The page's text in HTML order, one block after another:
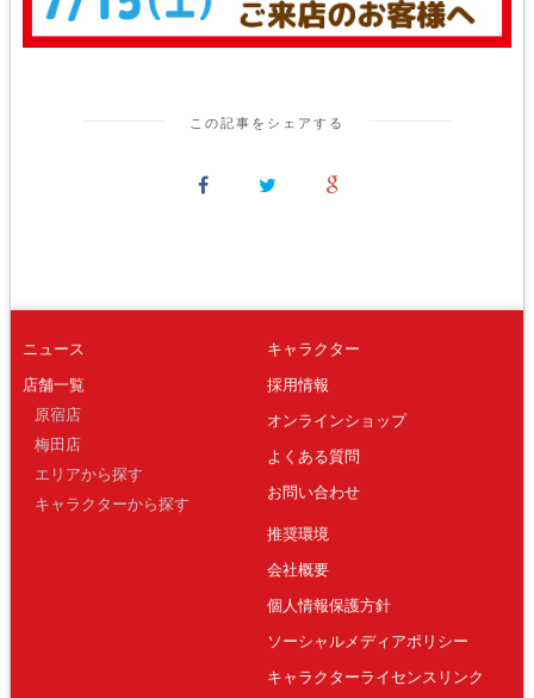
この記事をシェアする
ニュース
店舗一覧
原宿店
梅田店
エリアから探す
キャラクターから探す
キャラクター
採用情報
オンラインショップ
よくある質問
お問い合わせ
推奨環境
会社概要
個人情報保護方針
ソーシャルメディアポリシー
キャラクターライセンスリンク